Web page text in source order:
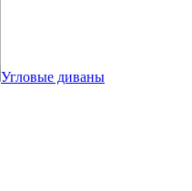
Угловые диваны